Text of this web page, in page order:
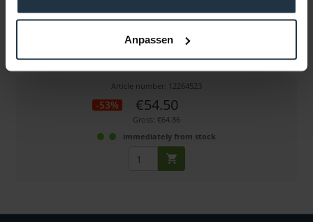
Anpassen
NiceDice ND LensGear, Micro 52 - 59 mm
LensGear, Micro 52 - 59 mm
Article number: 12264523
-53% €54.50
Gross: €64.86
immediately from stock